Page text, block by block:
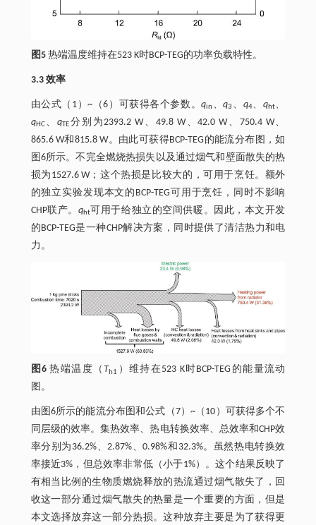
图5热端温度维持在523 K时BCP-TEG的功率负载特性。
3.3 效率
由公式（1）~（6）可获得各个参数。qin 、q3 、 q4、 qht、
qHC、qTE分别为2393.2 W、49.8 W、42.0 W、750.4 W、
865.6 W和815.8 W。由此可获得BCP-TEG的能流分布图，如
图6所示。不完全燃烧热损失以及通过烟气和壁面散失的热
损为1527.6 W；这个热损是比较大的，可用于烹饪。额外
的独立实验发现本文的BCP-TEG可用于烹饪，同时不影响
CHP联产。 qht可用于给独立的空间供暖。因此，本文开发
的BCP-TEG是一种CHP解决方案，同时提供了清洁热力和电
力。
图6热端温度（Th1 ）维持在523 K时BCP-TEG的能量流动
图。
由图6所示的能流分布图和公式（7）~（10）可获得多个不
同层级的效率。集热效率、热电转换效率、总效率和CHP效
率分别为36.2%、2.87%、0.98%和32.3%。虽然热电转换效
率接近3%，但总效率非常低（小于1%）。这个结果反映了
有相当比例的生物质燃烧释放的热流通过烟气散失了，回
收这一部分通过烟气散失的热量是一个重要的方面，但是
本文选择放弃这一部分热损。这种放弃主要是为了获得更